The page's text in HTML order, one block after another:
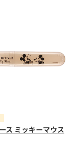
ス ミッキーマウス